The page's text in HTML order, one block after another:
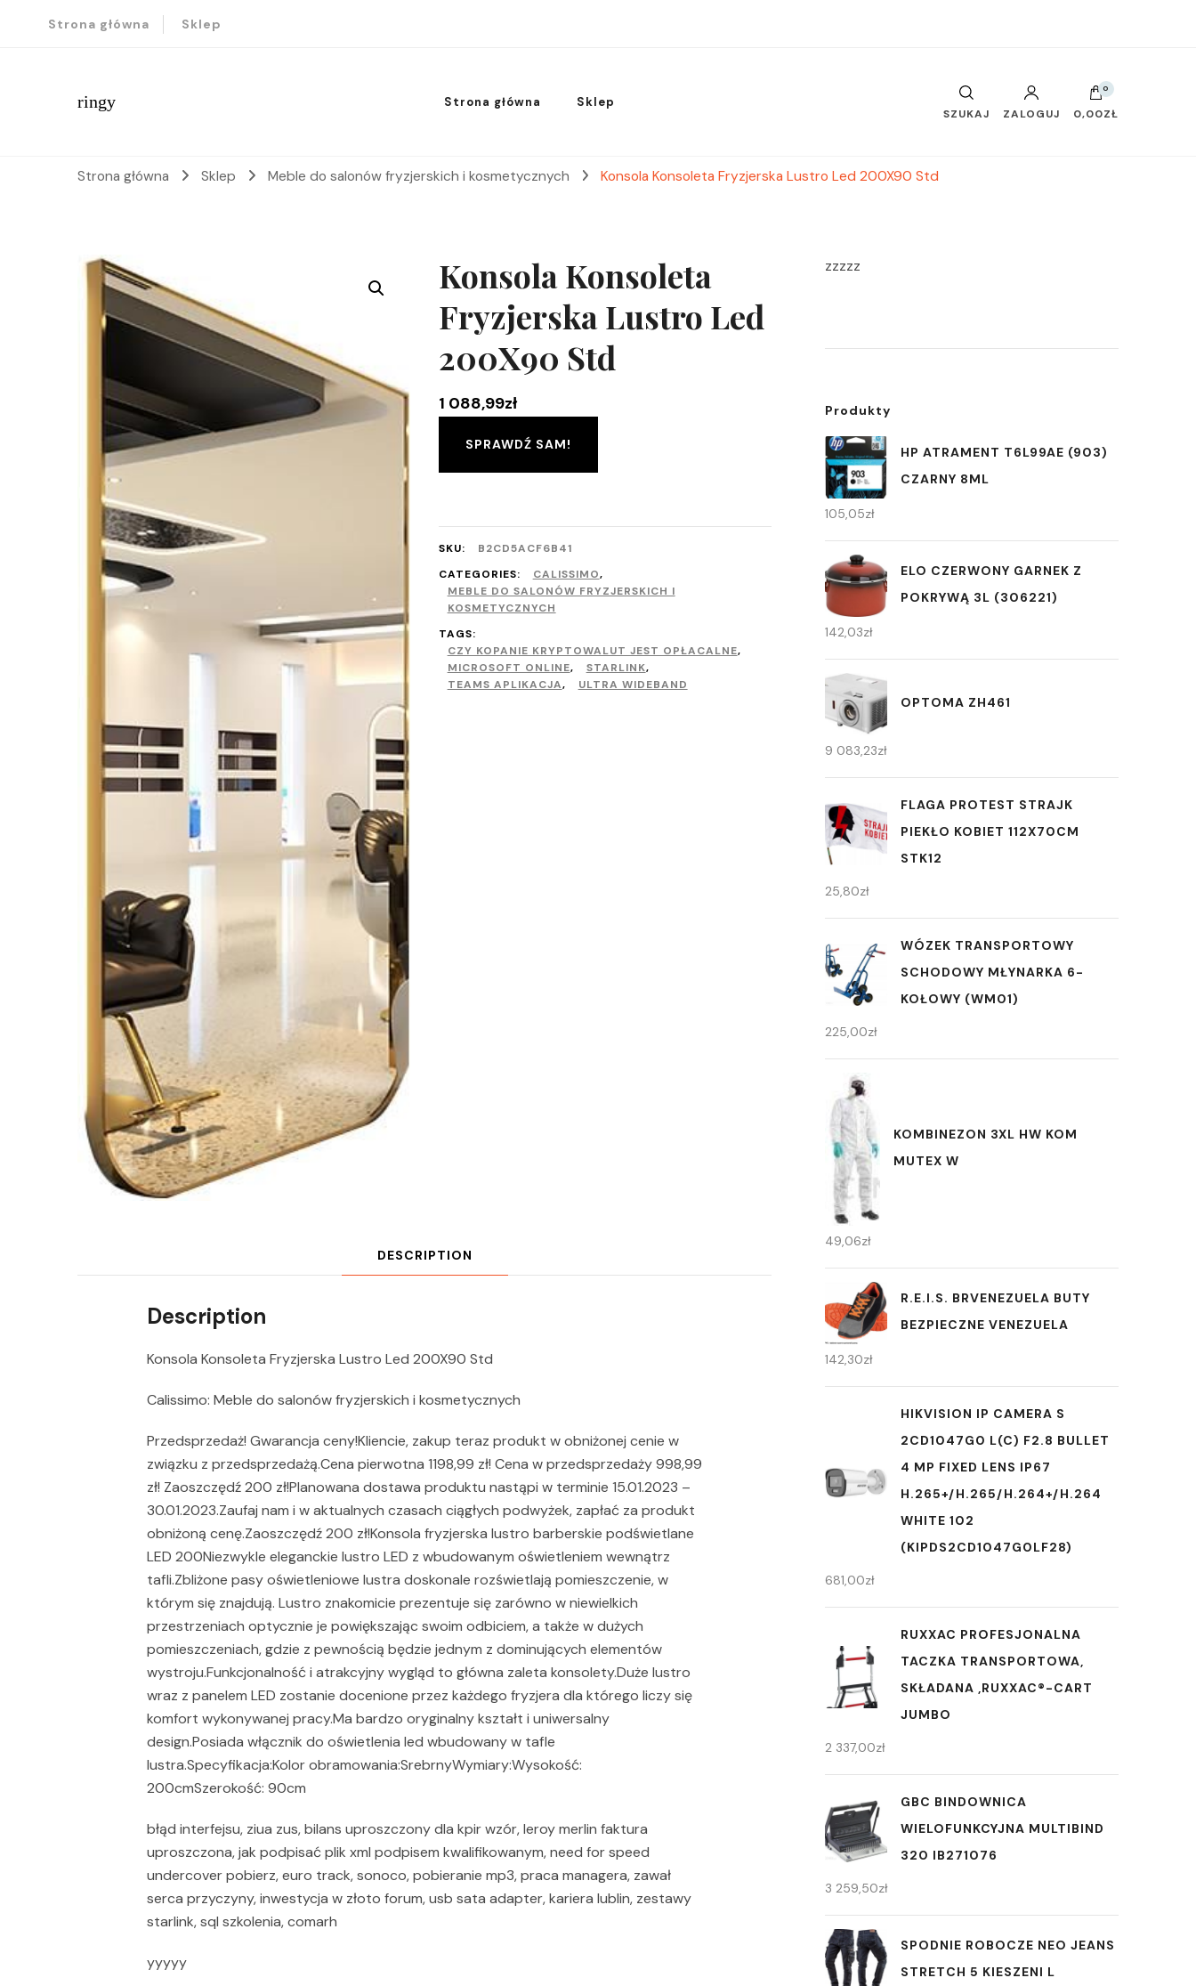
Strona główna Sklep
ringy Strona główna Sklep
SZUKAJ ZALOGUJ
0
0,00ZŁ
Strona główna Sklep Meble do salonów fryzjerskich i kosmetycznych Konsola Konsoleta Fryzjerska Lustro Led 200X90 Std
Konsola Konsoleta
Fryzjerska Lustro Led
200X90 Std
1 088,99zł
SPRAWDŹ SAM!
SKU:
B2CD5ACF6B41
CATEGORIES:
CALISSIMO,
MEBLE DO SALONÓW FRYZJERSKICH I
KOSMETYCZNYCH
TAGS:
CZY KOPANIE KRYPTOWALUT JEST OPŁACALNE,
MICROSOFT ONLINE, STARLINK,
TEAMS APLIKACJA, ULTRA WIDEBAND
DESCRIPTION
Description
Konsola Konsoleta Fryzjerska Lustro Led 200X90 Std
Calissimo: Meble do salonów fryzjerskich i kosmetycznych
Przedsprzedaż! Gwarancja ceny!Kliencie, zakup teraz produkt w obniżonej cenie w
związku z przedsprzedażą.Cena pierwotna 1198,99 zł! Cena w przedsprzedaży 998,99
zł! Zaoszczędź 200 zł!Planowana dostawa produktu nastąpi w terminie 15.01.2023 –
30.01.2023.Zaufaj nam i w aktualnych czasach ciągłych podwyżek, zapłać za produkt
obniżoną cenę.Zaoszczędź 200 zł!Konsola fryzjerska lustro barberskie podświetlane
LED 200Niezwykle eleganckie lustro LED z wbudowanym oświetleniem wewnątrz
tafli.Zbliżone pasy oświetleniowe lustra doskonale rozświetlają pomieszczenie, w
którym się znajdują. Lustro znakomicie prezentuje się zarówno w niewielkich
przestrzeniach optycznie je powiększając swoim odbiciem, a także w dużych
pomieszczeniach, gdzie z pewnością będzie jednym z dominujących elementów
wystroju.Funkcjonalność i atrakcyjny wygląd to główna zaleta konsolety.Duże lustro
wraz z panelem LED zostanie docenione przez każdego fryzjera dla którego liczy się
komfort wykonywanej pracy.Ma bardzo oryginalny kształt i uniwersalny
design.Posiada włącznik do oświetlenia led wbudowany w tafle
lustra.Specyfikacja:Kolor obramowania:SrebrnyWymiary:Wysokość:
200cmSzerokość: 90cm
błąd interfejsu, ziua zus, bilans uproszczony dla kpir wzór, leroy merlin faktura
uproszczona, jak podpisać plik xml podpisem kwalifikowanym, need for speed
undercover pobierz, euro track, sonoco, pobieranie mp3, praca managera, zawał
serca przyczyny, inwestycja w złoto forum, usb sata adapter, kariera lublin, zestawy
starlink, sql szkolenia, comarh
yyyyy
zzzzz
Produkty
HP ATRAMENT T6L99AE (903)
CZARNY 8ML
105,05zł
ELO CZERWONY GARNEK Z
POKRYWĄ 3L (306221)
142,03zł
OPTOMA ZH461
9 083,23zł
FLAGA PROTEST STRAJK
PIEKŁO KOBIET 112X70CM
STK12
25,80zł
WÓZEK TRANSPORTOWY
SCHODOWY MŁYNARKA 6-
KOŁOWY (WM01)
225,00zł
KOMBINEZON 3XL HW KOM
MUTEX W
49,06zł
R.E.I.S. BRVENEZUELA BUTY
BEZPIECZNE VENEZUELA
142,30zł
HIKVISION IP CAMERA S
2CD1047G0 L(C) F2.8 BULLET
4 MP FIXED LENS IP67
H.265+/H.265/H.264+/H.264
WHITE 102
(KIPDS2CD1047G0LF28)
681,00zł
RUXXAC PROFESJONALNA
TACZKA TRANSPORTOWA,
SKŁADANA ,RUXXAC®-CART
JUMBO
2 337,00zł
GBC BINDOWNICA
WIELOFUNKCYJNA MULTIBIND
320 IB271076
3 259,50zł
SPODNIE ROBOCZE NEO JEANS
STRETCH 5 KIESZENI L